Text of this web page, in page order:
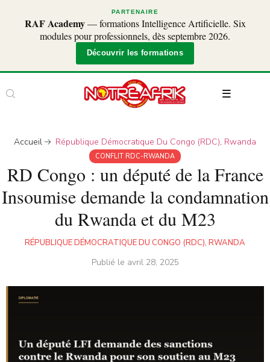
PARTENAIRE
RAF Academy— formations Intelligence Artificielle. Six
modules pour professionnels, dès septembre 2026.
Découvrir les formations
Accueil République Démocratique Du Congo (RDC), Rwanda
CONFLIT RDC-RWANDA
RD Congo : un député de la France
Insoumise demande la condamnation
du Rwanda et du M23
RÉPUBLIQUE DÉMOCRATIQUE DU CONGO (RDC), RWANDA
Publié le avril 28, 2025